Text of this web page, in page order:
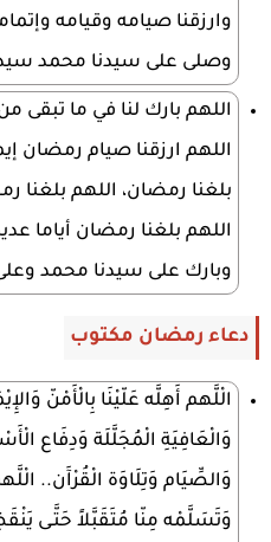
وارزقنا صيامه وقيامه
وصلى على سيدنا محمد سيد
اللهم بارك لنا في ما تبقى
اللهم ارزقنا صيام رمضان
بلغنا رمضان، اللهم بلغنا
اللهم بلغنا رمضان أياما
وبارك على سيدنا محمد
دعاء رمضان مكتوب
الْلَّهم أَهِلَّه عَلّيْنَا بِالْأَمْنّ
وَالْعَافِيَةِ الْمُجَلَّلَة وَدِفَاع
وَالصِّيَام وَتِلَاوَة الْقُرْآَن..
وَتَسَلَّمْه مِنّا مُتَقَبَّلاً حَتَّـى